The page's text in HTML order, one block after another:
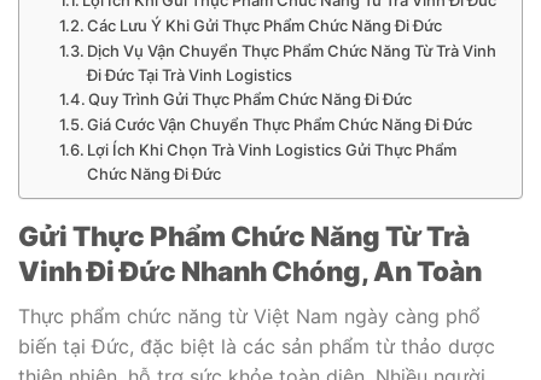
Các Lưu Ý Khi Gửi Thực Phẩm Chức Năng Đi Đức
Dịch Vụ Vận Chuyển Thực Phẩm Chức Năng Từ Trà Vinh
Đi Đức Tại Trà Vinh Logistics
Quy Trình Gửi Thực Phẩm Chức Năng Đi Đức
Giá Cước Vận Chuyển Thực Phẩm Chức Năng Đi Đức
Lợi Ích Khi Chọn Trà Vinh Logistics Gửi Thực Phẩm
Chức Năng Đi Đức
Gửi Thực Phẩm Chức Năng Từ Trà
Vinh Đi Đức Nhanh Chóng, An Toàn
Thực phẩm chức năng từ Việt Nam ngày càng phổ
biến tại Đức, đặc biệt là các sản phẩm từ thảo dược